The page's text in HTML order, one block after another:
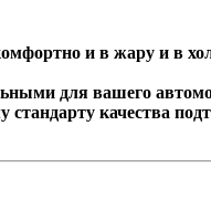
и в жару и в
для вашего
качества